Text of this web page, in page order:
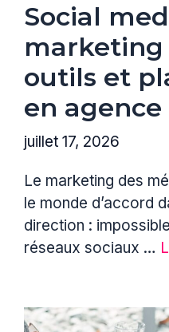
Social
marketing
outils et
en agence
juillet 17, 2026
Le marketing des
le monde d’accord
direction :
réseaux sociaux …